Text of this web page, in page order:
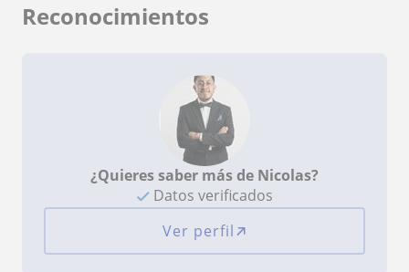
Reconocimientos
¿Quieres saber más de Nicolas?
Datos verificados
Ver perfil